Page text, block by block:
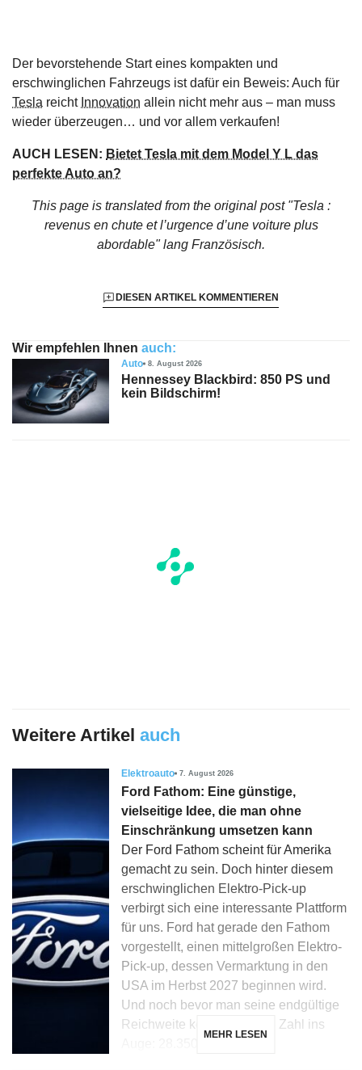
Der bevorstehende Start eines kompakten und
erschwinglichen Fahrzeugs ist dafür ein Beweis: Auch für
Tesla reicht Innovation allein nicht mehr aus – man muss
wieder überzeugen… und vor allem verkaufen!
AUCH LESEN: Bietet Tesla mit dem Model Y L das
perfekte Auto an?
This page is translated from the original post "Tesla :
revenus en chute et l’urgence d’une voiture plus
abordable"lang Französisch.
DIESEN ARTIKEL KOMMENTIEREN
Wir empfehlen Ihnen auch:
Auto 8. August 2026
Hennessey Blackbird: 850 PS und
kein Bildschirm!
Weitere Artikel auch
Elektroauto 7. August 2026
Ford Fathom: Eine günstige,
vielseitige Idee, die man ohne
Einschränkung umsetzen kann
Der Ford Fathom scheint für Amerika
gemacht zu sein. Doch hinter diesem
erschwinglichen Elektro-Pick-up
verbirgt sich eine interessante Plattform
für uns. Ford hat gerade den Fathom
vorgestellt, einen mittelgroßen Elektro-
Pick-up, dessen Vermarktung in den
USA im Herbst 2027 beginnen wird.
Und noch bevor man seine endgültige
Reichweite kennt, fällt eine Zahl ins
MEHR LESEN